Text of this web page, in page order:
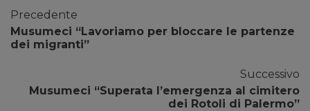
Precedente
Musumeci “Lavoriamo per bloccare le partenze
dei migranti”
Successivo
Musumeci “Superata l’emergenza al cimitero
dei Rotoli di Palermo”